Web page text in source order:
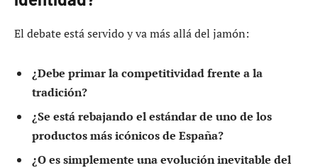
El debate está servido y va más allá del jamón:
¿Debe primar la competitividad frente a la
tradición?
¿Se está rebajando el estándar de uno de los
productos más icónicos de España?
¿O es simplemente una evolución inevitable del